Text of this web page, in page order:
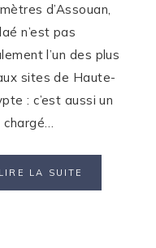
d’Assouan,
n’est pas
l’un des plus
sites de Haute-
: c’est aussi un
LIRE LA SUITE